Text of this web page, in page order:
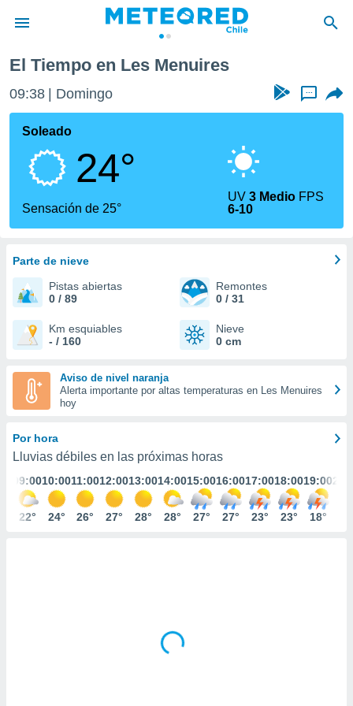
de
por
que se
calidad.
a este
las
y
forma
basada
permite
coste.
botón
a la
ACEPTAR
CONTINUAR
CONFIGURACIÓN
El Tiempo en Les Menuires
09:38 Domingo ...
Soleado
24°
Sensación de 25°
UV3 Medio FPS
6-10
Parte de nieve
Pistas abiertas
0 / 89
Remontes
0 / 31
Km esquiables
- / 160
Nieve
0 cm
Aviso de nivel naranja
Alerta importante por altas temperaturas en Les Menuires
hoy
Por hora
Lluvias débiles en las próximas horas
09:00
22°
10:00
24°
11:00
26°
12:00
27°
13:00
28°
14:00
28°
15:00
27°
16:00
27°
17:00
23°
18:00
23°
19:00
18°